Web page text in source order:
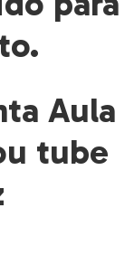
Aula
tube